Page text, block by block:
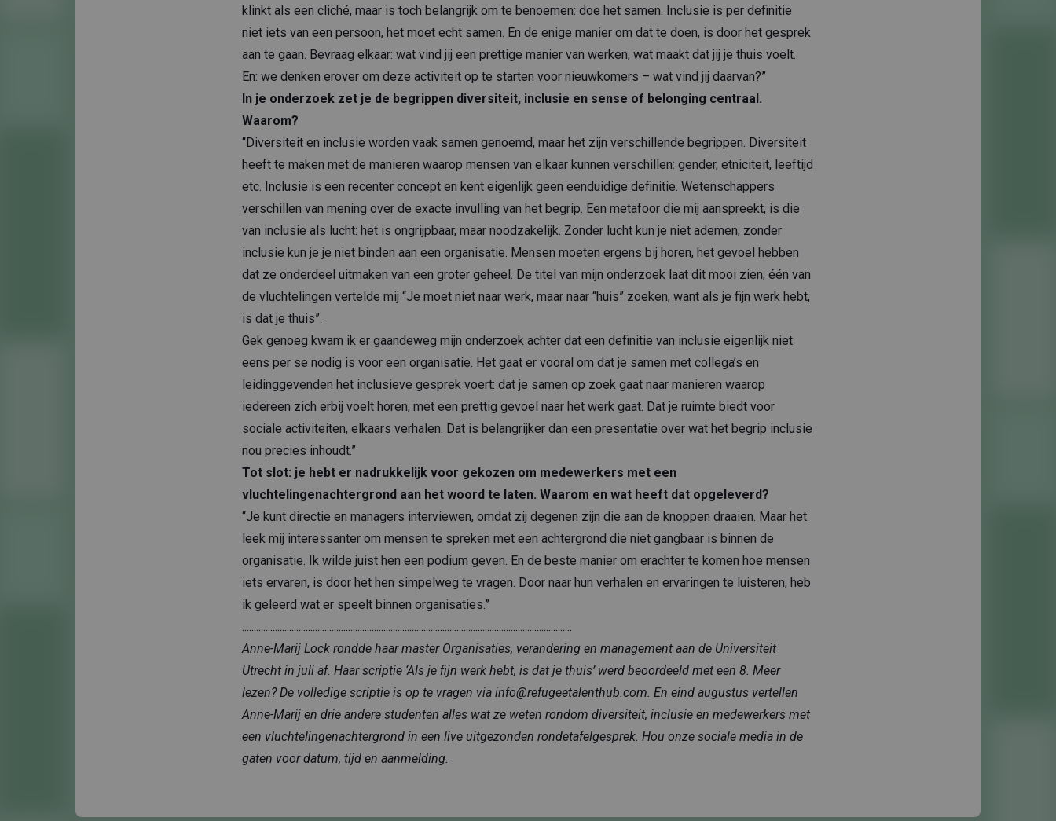
klinkt als een cliché, maar is toch belangrijk om te benoemen: doe het samen. Inclusie is per definitie
niet iets van een persoon, het moet echt samen. En de enige manier om dat te doen, is door het gesprek
aan te gaan. Bevraag elkaar: wat vind jij een prettige manier van werken, wat maakt dat jij je thuis voelt.
En: we denken erover om deze activiteit op te starten voor nieuwkomers – wat vind jij daarvan?”
In je onderzoek zet je de begrippen diversiteit, inclusie en sense of belonging centraal.
Waarom?
“Diversiteit en inclusie worden vaak samen genoemd, maar het zijn verschillende begrippen. Diversiteit
heeft te maken met de manieren waarop mensen van elkaar kunnen verschillen: gender, etniciteit, leeftijd
etc. Inclusie is een recenter concept en kent eigenlijk geen eenduidige definitie. Wetenschappers
verschillen van mening over de exacte invulling van het begrip. Een metafoor die mij aanspreekt, is die
van inclusie als lucht: het is ongrijpbaar, maar noodzakelijk. Zonder lucht kun je niet ademen, zonder
inclusie kun je je niet binden aan een organisatie. Mensen moeten ergens bij horen, het gevoel hebben
dat ze onderdeel uitmaken van een groter geheel. De titel van mijn onderzoek laat dit mooi zien, één van
de vluchtelingen vertelde mij “Je moet niet naar werk, maar naar “huis” zoeken, want als je fijn werk hebt,
is dat je thuis”.
Gek genoeg kwam ik er gaandeweg mijn onderzoek achter dat een definitie van inclusie eigenlijk niet
eens per se nodig is voor een organisatie. Het gaat er vooral om dat je samen met collega’s en
leidinggevenden het inclusieve gesprek voert: dat je samen op zoek gaat naar manieren waarop
iedereen zich erbij voelt horen, met een prettig gevoel naar het werk gaat. Dat je ruimte biedt voor
sociale activiteiten, elkaars verhalen. Dat is belangrijker dan een presentatie over wat het begrip inclusie
nou precies inhoudt.”
Tot slot: je hebt er nadrukkelijk voor gekozen om medewerkers met een
vluchtelingenachtergrond aan het woord te laten. Waarom en wat heeft dat opgeleverd?
“Je kunt directie en managers interviewen, omdat zij degenen zijn die aan de knoppen draaien. Maar het
leek mij interessanter om mensen te spreken met een achtergrond die niet gangbaar is binnen de
organisatie. Ik wilde juist hen een podium geven. En de beste manier om erachter te komen hoe mensen
iets ervaren, is door het hen simpelweg te vragen. Door naar hun verhalen en ervaringen te luisteren, heb
ik geleerd wat er speelt binnen organisaties.”
............................................................................................................................................
Anne-Marij Lock rondde haar master Organisaties, verandering en management aan de Universiteit
Utrecht in juli af. Haar scriptie ‘Als je fijn werk hebt, is dat je thuis’ werd beoordeeld met een 8. Meer
lezen? De volledige scriptie is op te vragen via info@refugeetalenthub.com. En eind augustus vertellen
Anne-Marij en drie andere studenten alles wat ze weten rondom diversiteit, inclusie en medewerkers met
een vluchtelingenachtergrond in een live uitgezonden rondetafelgesprek. Hou onze sociale media in de
gaten voor datum, tijd en aanmelding.